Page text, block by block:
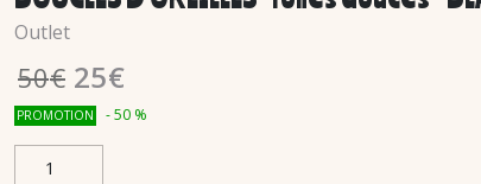
Outlet
50€ 25€
PROMOTION -50 %